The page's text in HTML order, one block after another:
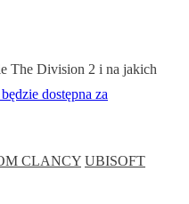
The Division 2 i na jakich
dostępna za
CLANCY UBISOFT